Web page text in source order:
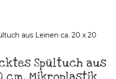
Spültuch aus